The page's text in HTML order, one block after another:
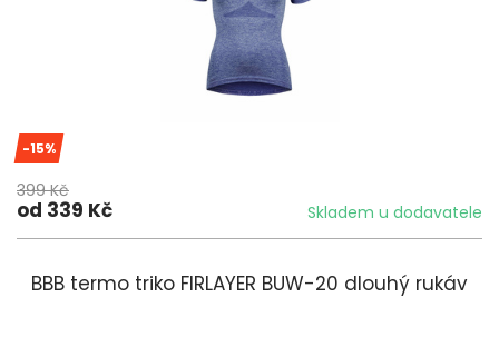
-15%
399 Kč
od 339 Kč Skladem u dodavatele
BBB termo triko FIRLAYER BUW-20 dlouhý rukáv